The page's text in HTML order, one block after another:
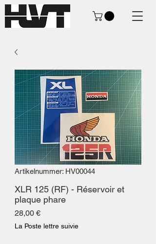
Artikelnummer: HV00044
XLR 125 (RF) - Réservoir et
plaque phare
28,00 €Preis
La Poste lettre suivie